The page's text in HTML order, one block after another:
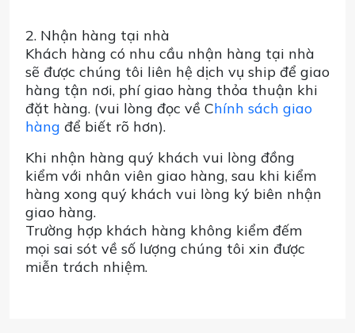
2. Nhận hàng tại nhà
Khách hàng có nhu cầu nhận hàng tại nhà
sẽ được chúng tôi liên hệ dịch vụ ship để giao
hàng tận nơi, phí giao hàng thỏa thuận khi
đặt hàng. (vui lòng đọc về Chính sách giao
hàng để biết rõ hơn).
Khi nhận hàng quý khách vui lòng đồng
kiểm với nhân viên giao hàng, sau khi kiểm
hàng xong quý khách vui lòng ký biên nhận
giao hàng.
Trường hợp khách hàng không kiểm đếm
mọi sai sót về số lượng chúng tôi xin được
miễn trách nhiệm.